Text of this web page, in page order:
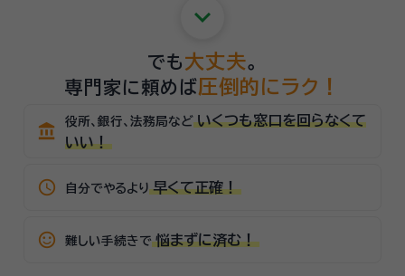
keyboard_arrow_down
でも 大丈夫。
専門家に頼めば圧倒的にラク！
account_balance 役所、銀行、法務局など いくつも窓口を回らなくて
いい！
schedule 自分でやるより 早くて正確！
sentiment_satisfied_alt 難しい手続きで 悩まずに済む！